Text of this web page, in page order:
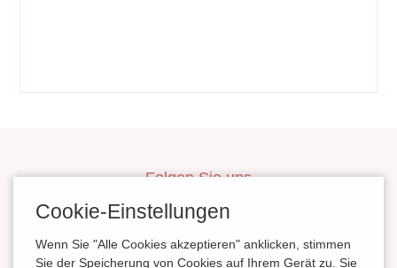
Folgen Sie uns
inBerlinHeiraten
HeiratenSachsenAnhalt
Cookie-Einstellungen
Wenn Sie "Alle Cookies akzeptieren" anklicken, stimmen
Sie der Speicherung von Cookies auf Ihrem Gerät zu. Sie